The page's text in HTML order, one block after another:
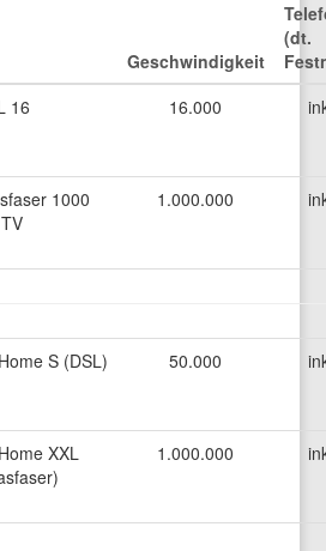
Geschwindigkeit
(dt.
16 16.000
1000
1.000.000
S (DSL) 50.000
XXL
1.000.000